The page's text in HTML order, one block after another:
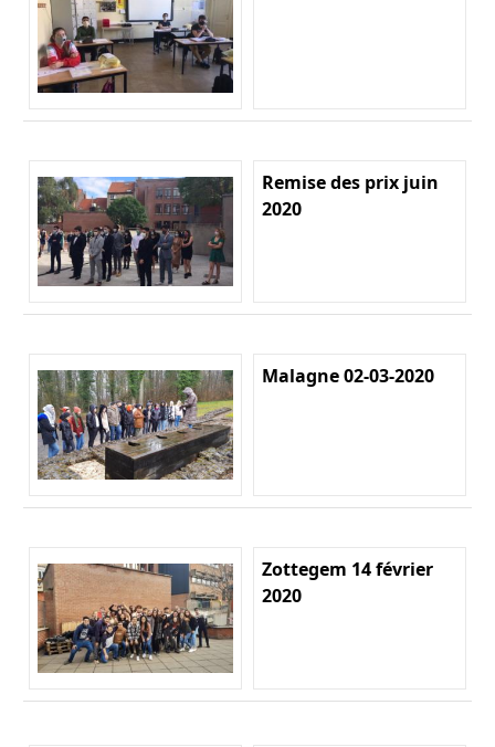
Remise des prix juin
2020
Malagne 02-03-2020
Zottegem 14 février
2020